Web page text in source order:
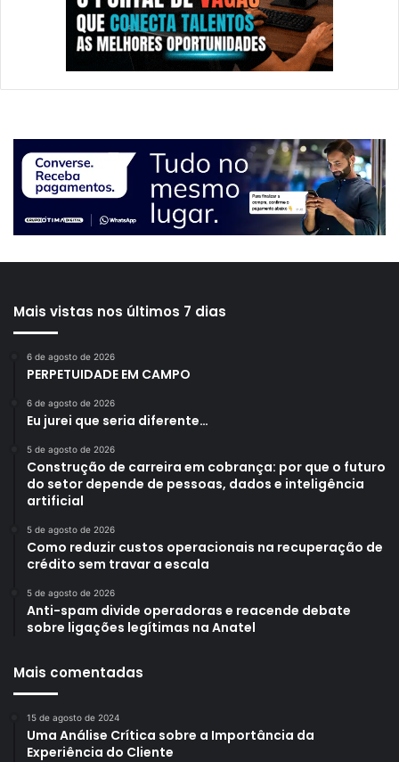
Mais vistas nos últimos 7 dias
6 de agosto de 2026
PERPETUIDADE EM CAMPO
6 de agosto de 2026
Eu jurei que seria diferente…
5 de agosto de 2026
Construção de carreira em cobrança: por que o futuro
do setor depende de pessoas, dados e inteligência
artificial
5 de agosto de 2026
Como reduzir custos operacionais na recuperação de
crédito sem travar a escala
5 de agosto de 2026
Anti-spam divide operadoras e reacende debate
sobre ligações legítimas na Anatel
Mais comentadas
15 de agosto de 2024
Uma Análise Crítica sobre a Importância da
Experiência do Cliente